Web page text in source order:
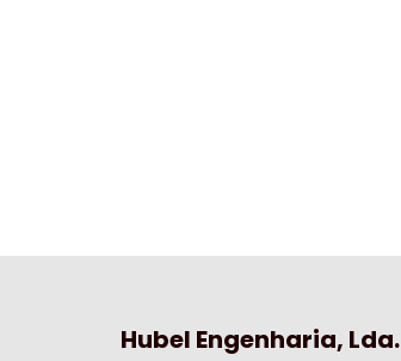
Hubel Engenharia, Lda.